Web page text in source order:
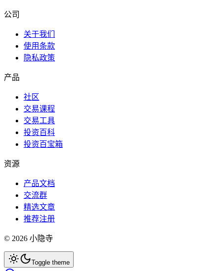
公司
关于我们
使用条款
隐私政策
产品
社区
交易课程
交易工具
投资百科
投资百宝箱
资源
产品文档
交流群
精选文章
推荐注册
© 2026 小隐寺
Toggle theme